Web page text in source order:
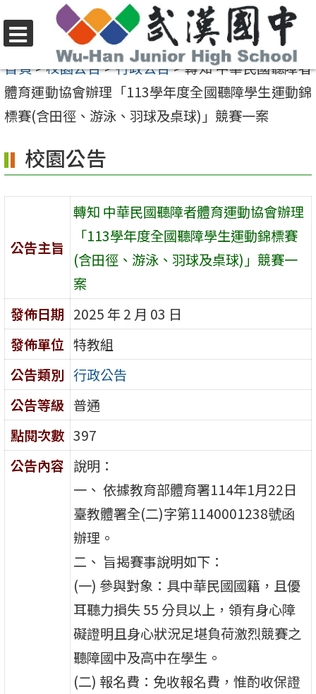
至
要
內
區
選
單
首頁>校園公告>行政公告>轉知 中華民國聽障者
體育運動協會辦理「113學年度全國聽障學生運動錦
標賽(含田徑、游泳、羽球及桌球)」競賽一案
校園公告
公告主旨
轉知 中華民國聽障者體育運動協會辦理
「113學年度全國聽障學生運動錦標賽
(含田徑、游泳、羽球及桌球)」競賽一
案
發佈日期 2025 年 2 月 03 日
發佈單位 特教組
公告類別 行政公告
公告等級 普通
點閱次數 397
公告內容 說明：
一、 依據教育部體育署114年1月22日
臺教體署全(二)字第1140001238號函
辦理。
二、 旨揭賽事說明如下：
(一) 參與對象：具中華民國國籍，且優
耳聽力損失 55 分貝以上，領有身心障
礙證明且身心狀況足堪負荷激烈競賽之
聽障國中及高中在學生。
(二) 報名費：免收報名費，惟酌收保證